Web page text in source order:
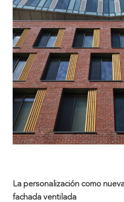
La personalización como
fachada ventilada